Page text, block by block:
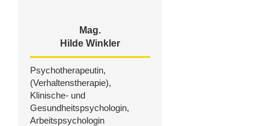
Mag.
Hilde Winkler
Psychotherapeutin,
(Verhaltenstherapie),
Klinische- und
Gesundheitspsychologin,
Arbeitspsychologin